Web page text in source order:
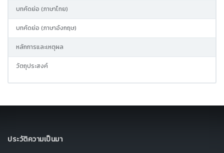
บทคัดย่อ (ภาษาไทย)
บทคัดย่อ (ภาษาอังกฤษ)
หลักการและเหตุผล
วัตถุประสงค์
ประวัติความเป็นมา